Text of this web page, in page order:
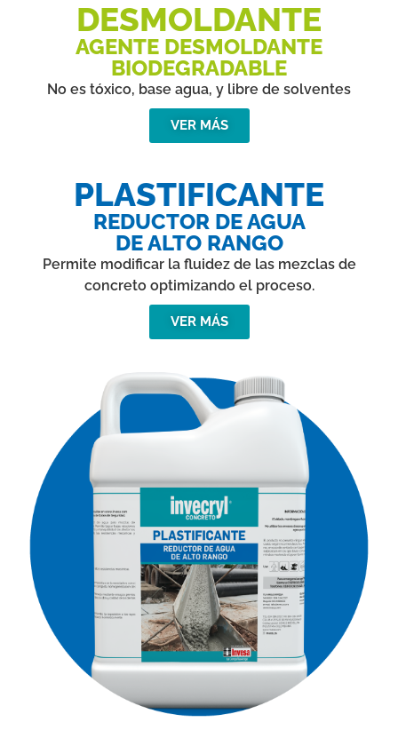
DESMOLDANTE
AGENTE DESMOLDANTE
BIODEGRADABLE
No es tóxico, base agua, y libre de solventes
VER MÁS
PLASTIFICANTE
REDUCTOR DE AGUA
DE ALTO RANGO
Permite modificar la fluidez de las mezclas de
concreto optimizando el proceso.
VER MÁS